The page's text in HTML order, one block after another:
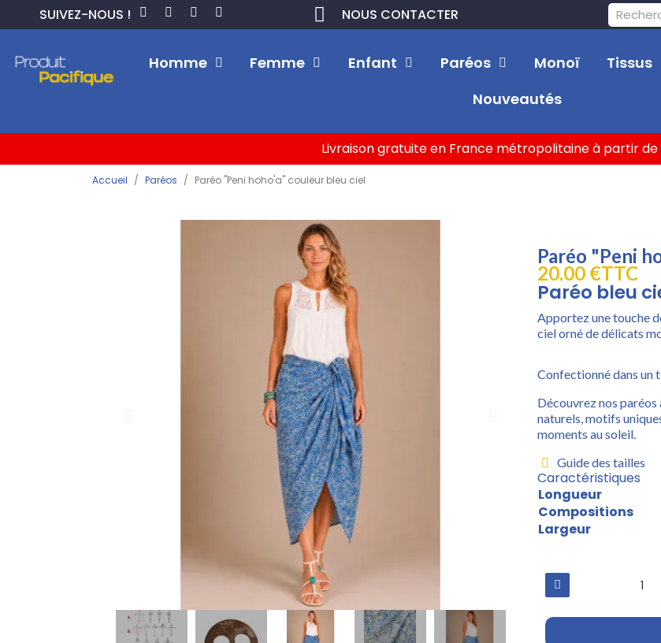
SUIVEZ-NOUS ! NOUS CONTACTER
Homme Femme Enfant Paréos Monoï Tissus
Nouveautés
Livraison gratuite en France métropolitaine à partir
Accueil Paréos Paréo "Peni hoho'a" couleur bleu ciel
Paréo "Peni
20,00 €TTC
Paréo bleu
Apportez une touche
ciel orné de délicats
Confectionné dans un
Découvrez nos
naturels, motifs
moments au soleil.
Guide des tailles
Caractéristiques
Longueur
Compositions
Largeur